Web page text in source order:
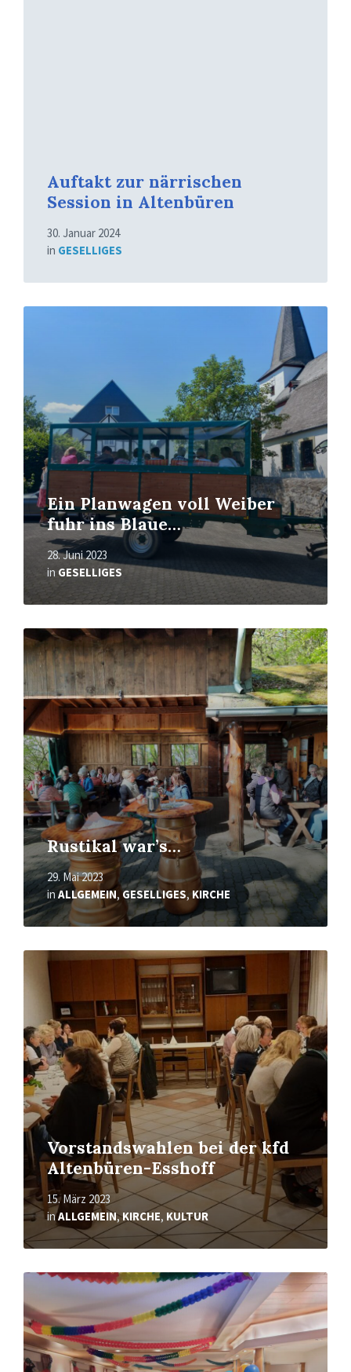
Auftakt zur närrischen
Session in Altenbüren
30. Januar 2024
in GESELLIGES
Ein Planwagen voll Weiber
fuhr ins Blaue…
28. Juni 2023
in GESELLIGES
Mehr
Rustikal war’s…
29. Mai 2023
in ALLGEMEIN,GESELLIGES, KIRCHE
Mehr
erfahren
Vorstandswahlen bei der kfd
Altenbüren-Esshoff
15. März 2023
inALLGEMEIN,KIRCHE, KULTUR
Mehr
erfahren
Mehr
erfahren